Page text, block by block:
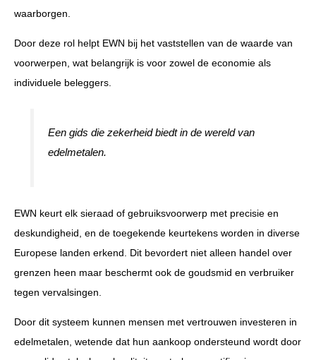
waarborgen.
Door deze rol helpt EWN bij het vaststellen van de waarde van
voorwerpen, wat belangrijk is voor zowel de economie als
individuele beleggers.
Een gids die zekerheid biedt in de wereld van
edelmetalen.
EWN keurt elk sieraad of gebruiksvoorwerp met precisie en
deskundigheid, en de toegekende keurtekens worden in diverse
Europese landen erkend. Dit bevordert niet alleen handel over
grenzen heen maar beschermt ook de goudsmid en verbruiker
tegen vervalsingen.
Door dit systeem kunnen mensen met vertrouwen investeren in
edelmetalen, wetende dat hun aankoop ondersteund wordt door